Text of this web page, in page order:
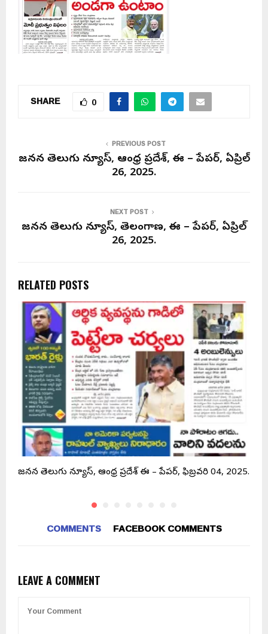
SHARE 0
PREVIOUS POST
జనసేన తెలుగు న్యూస్, ఆంధ్ర ప్రదేశ్, ఈ – పేపర్, ఏప్రిల్
26, 2025.
NEXT POST
జనసేన తెలుగు న్యూస్, తెలంగాణ, ఈ – పేపర్, ఏప్రిల్
26, 2025.
RELATED POSTS
జనసేన తెలుగు న్యూస్, ఆంధ్ర ప్రదేశ్ ఈ – పేపర్, ఫిబ్రవరి 04, 2025.
COMMENTS FACEBOOK COMMENTS
LEAVE A COMMENT